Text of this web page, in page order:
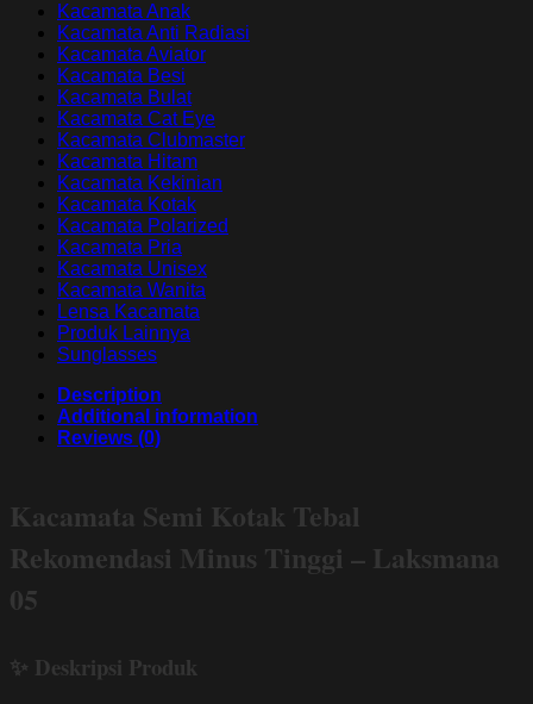
Kacamata Anak
Kacamata Anti Radiasi
Kacamata Aviator
Kacamata Besi
Kacamata Bulat
Kacamata Cat Eye
Kacamata Clubmaster
Kacamata Hitam
Kacamata Kekinian
Kacamata Kotak
Kacamata Polarized
Kacamata Pria
Kacamata Unisex
Kacamata Wanita
Lensa Kacamata
Produk Lainnya
Sunglasses
Description
Additional information
Reviews (0)
Kacamata Semi Kotak Tebal
Rekomendasi Minus Tinggi – Laksmana
05
✨ Deskripsi Produk